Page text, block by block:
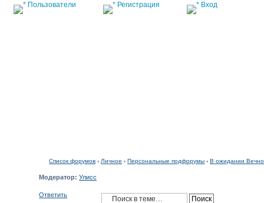
Пользователи Регистрация Вход
Список форумов ‹ Личное ‹ Персональные подфорумы ‹ В ожидании
Модератор: Улисс
Ответить